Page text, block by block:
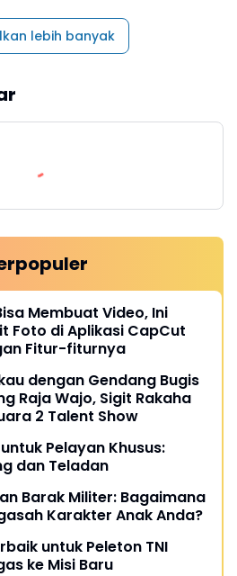
lebih banyak
Membuat Video, Ini
Foto di Aplikasi CapCut
Fitur-fiturnya
dengan Gendang Bugis
Raja Wajo, Sigit Rakaha
2 Talent Show
Pelayan Khusus:
dan Teladan
Barak Militer: Bagaimana
Karakter Anak Anda?
untuk Peleton TNI
ke Misi Baru